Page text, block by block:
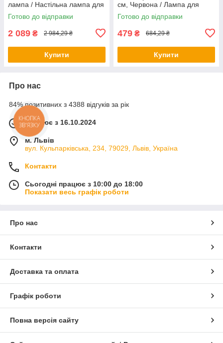
лампа / Настільна лампа для
манікюру / Лампа з
деражечем для телефону
Готово до відправки
2 089 ₴ 2 984,29 ₴
Купити
см, Червона / Лампа для
нігтів / Лампа для манікюру
Готово до відправки
479 ₴ 684,29 ₴
Купити
Про нас
84% позитивних з 4388 відгуків за рік
Працює з 16.10.2024
м. Львів
вул. Кульпарківська, 234, 79029, Львів, Україна
Контакти
Сьогодні працює з 10:00 до 18:00
Показати весь графік роботи
Про нас
Контакти
Доставка та оплата
Графік роботи
Повна версія сайту
КНОПКА
ЗВ'ЯЗКУ